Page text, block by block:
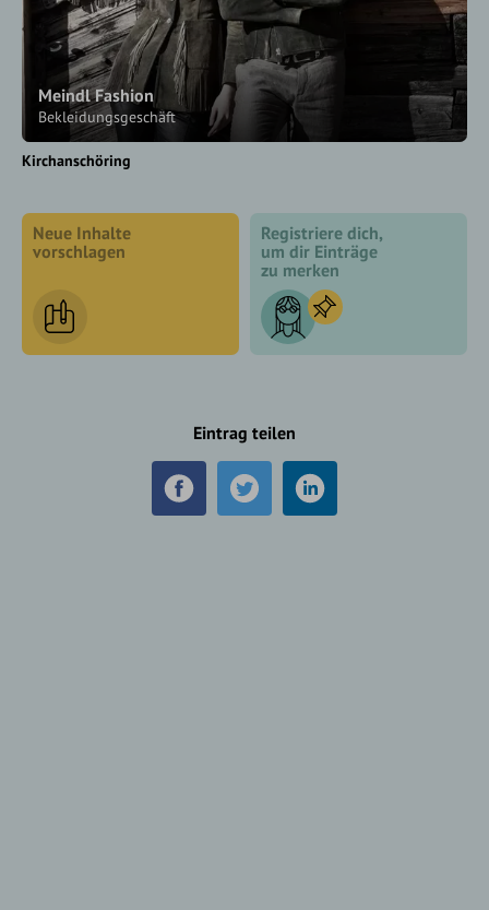
Meindl Fashion
Bekleidungsgeschäft
Kirchanschöring
Neue Inhalte
vorschlagen
Registriere dich,
um dir Einträge
zu merken
Eintrag teilen